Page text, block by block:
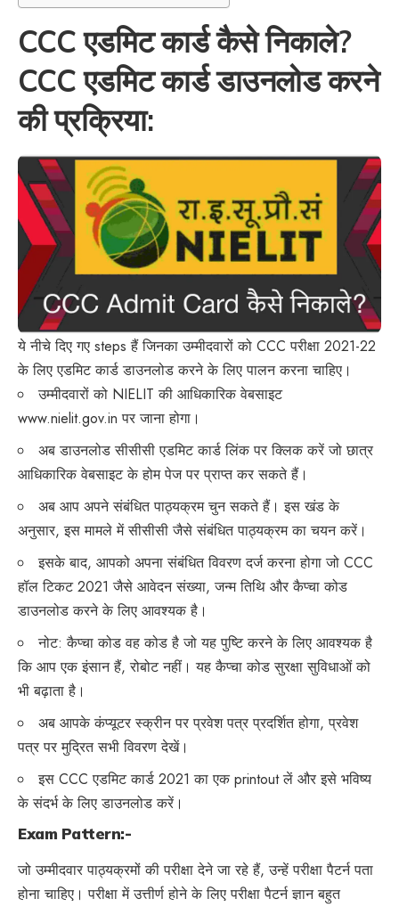
CCC एडमिट कार्ड कैसे निकाले?
CCC एडमिट कार्ड डाउनलोड करने
की प्रक्रिया:
ये नीचे दिए गए steps हैं जिनका उम्मीदवारों को CCC परीक्षा 2021-22
के लिए एडमिट कार्ड डाउनलोड करने के लिए पालन करना चाहिए।
उम्मीदवारों को NIELIT की आधिकारिक वेबसाइट
www.nielit.gov.in पर जाना होगा।
अब डाउनलोड सीसीसी एडमिट कार्ड लिंक पर क्लिक करें जो छात्र
आधिकारिक वेबसाइट के होम पेज पर प्राप्त कर सकते हैं।
अब आप अपने संबंधित पाठ्यक्रम चुन सकते हैं। इस खंड के
अनुसार, इस मामले में सीसीसी जैसे संबंधित पाठ्यक्रम का चयन करें।
इसके बाद, आपको अपना संबंधित विवरण दर्ज करना होगा जो CCC
हॉल टिकट 2021 जैसे आवेदन संख्या, जन्म तिथि और कैप्चा कोड
डाउनलोड करने के लिए आवश्यक है।
नोट: कैप्चा कोड वह कोड है जो यह पुष्टि करने के लिए आवश्यक है
कि आप एक इंसान हैं, रोबोट नहीं। यह कैप्चा कोड सुरक्षा सुविधाओं को
भी बढ़ाता है।
अब आपके कंप्यूटर स्क्रीन पर प्रवेश पत्र प्रदर्शित होगा, प्रवेश
पत्र पर मुद्रित सभी विवरण देखें।
इस CCC एडमिट कार्ड 2021 का एक printout लें और इसे भविष्य
के संदर्भ के लिए डाउनलोड करें।
Exam Pattern:-
जो उम्मीदवार पाठ्यक्रमों की परीक्षा देने जा रहे हैं, उन्हें परीक्षा पैटर्न पता
होना चाहिए। परीक्षा में उत्तीर्ण होने के लिए परीक्षा पैटर्न ज्ञान बहुत